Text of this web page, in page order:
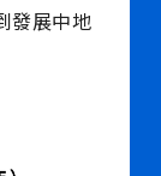
發展中地